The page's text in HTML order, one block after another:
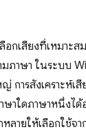
อกเสียงที่เหมาะ
ภาษา ในระบบ
การสังเคราะห์เ
ษาใดภาษาหนึ่งไ
หลายให้เลือกใช้จ